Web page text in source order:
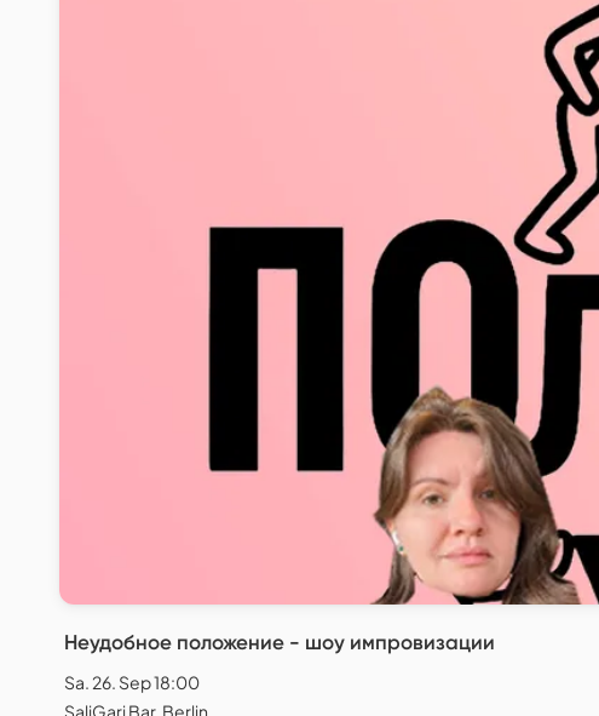
Неудобное положение - шоу импровизации
Sa. 26. Sep 18:00
SaliGari Bar, Berlin